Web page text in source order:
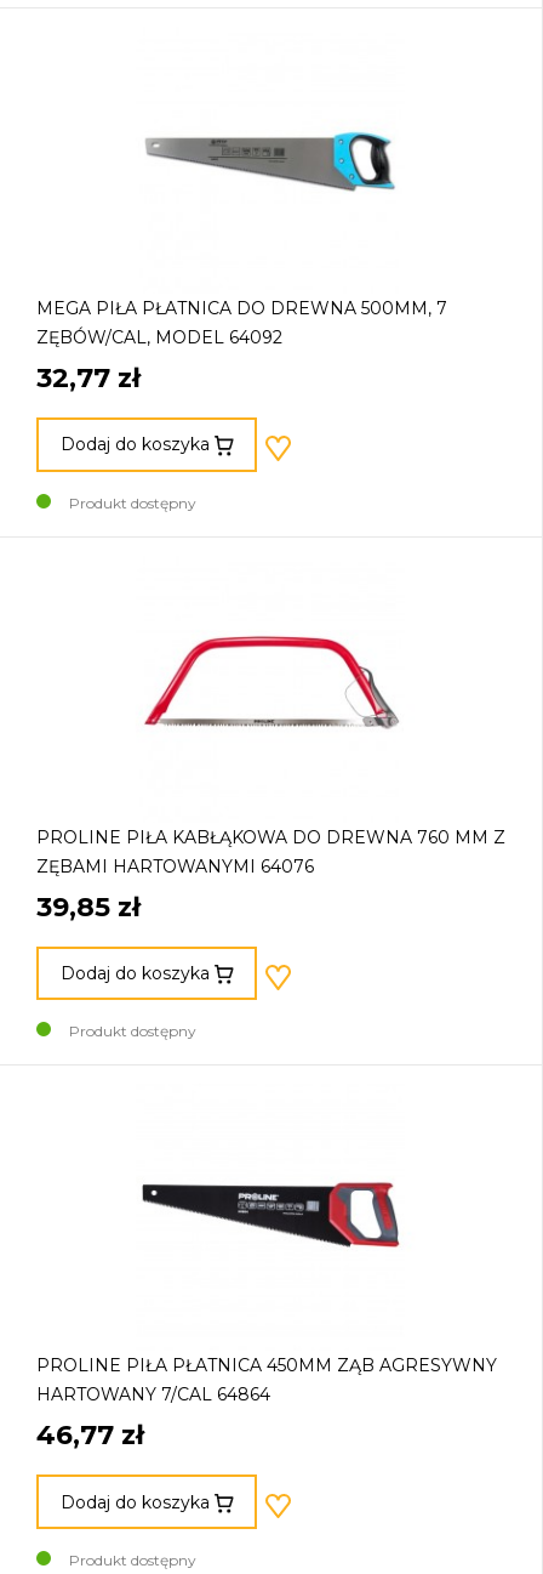
MEGA PIŁA PŁATNICA DO DREWNA 500MM, 7
ZĘBÓW/CAL, MODEL 64092
32,77 zł
Dodaj do koszyka
Produkt dostępny
PROLINE PIŁA KABŁĄKOWA DO DREWNA 760 MM Z
ZĘBAMI HARTOWANYMI 64076
39,85 zł
Dodaj do koszyka
Produkt dostępny
PROLINE PIŁA PŁATNICA 450MM ZĄB AGRESYWNY
HARTOWANY 7/CAL 64864
46,77 zł
Dodaj do koszyka
Produkt dostępny